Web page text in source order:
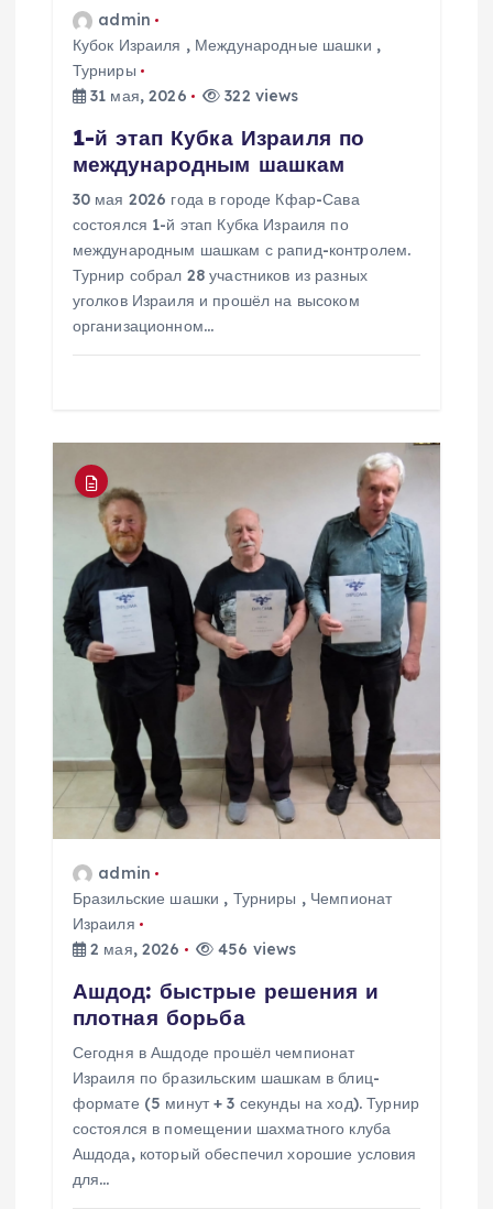
admin
Кубок Израиля , Международные шашки ,
Турниры
31 мая, 2026
322 views
1-й этап Кубка Израиля по
международным шашкам
30 мая 2026 года в городе Кфар-Сава
состоялся 1-й этап Кубка Израиля по
международным шашкам с рапид-контролем.
Турнир собрал 28 участников из разных
уголков Израиля и прошёл на высоком
организационном…
admin
Бразильские шашки , Турниры , Чемпионат
Израиля
2 мая, 2026
456 views
Ашдод: быстрые решения и
плотная борьба
Сегодня в Ашдоде прошёл чемпионат
Израиля по бразильским шашкам в блиц-
формате (5 минут + 3 секунды на ход). Турнир
состоялся в помещении шахматного клуба
Ашдода, который обеспечил хорошие условия
для…